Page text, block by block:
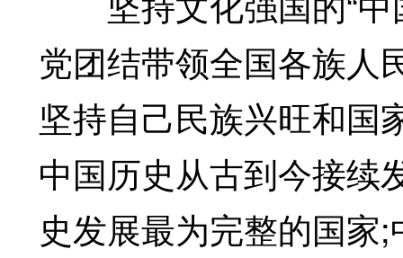
党团结带领全国各族人
坚持自己民族兴旺和国
中国历史从古到今接续
史发展最为完整的国家